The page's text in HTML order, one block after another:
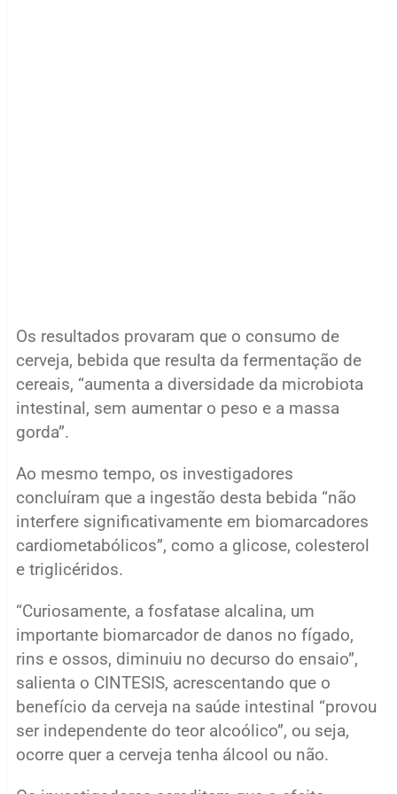
Os resultados provaram que o consumo de
cerveja, bebida que resulta da fermentação de
cereais, “aumenta a diversidade da microbiota
intestinal, sem aumentar o peso e a massa
gorda”.
Ao mesmo tempo, os investigadores
concluíram que a ingestão desta bebida “não
interfere significativamente em biomarcadores
cardiometabólicos”, como a glicose, colesterol
e triglicéridos.
“Curiosamente, a fosfatase alcalina, um
importante biomarcador de danos no fígado,
rins e ossos, diminuiu no decurso do ensaio”,
salienta o CINTESIS, acrescentando que o
benefício da cerveja na saúde intestinal “provou
ser independente do teor alcoólico”, ou seja,
ocorre quer a cerveja tenha álcool ou não.